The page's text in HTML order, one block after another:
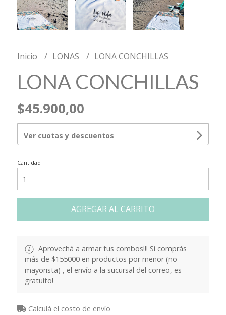
Inicio LONAS LONA CONCHILLAS
LONA CONCHILLAS
$45.900,00
Ver cuotas y descuentos
Cantidad
AGREGAR AL CARRITO
Aprovechá a armar tus combos!!! Si comprás
más de $155000 en productos por menor (no
mayorista) , el envío a la sucursal del correo, es
gratuito!
Calculá el costo de envío